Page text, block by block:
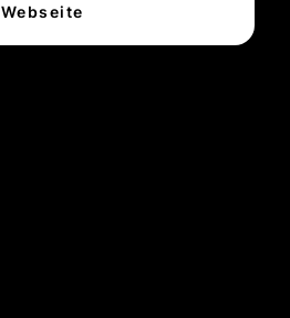
Webseite